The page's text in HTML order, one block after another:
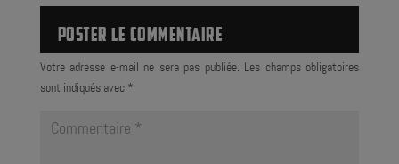
POSTER LE COMMENTAIRE
Votre adresse e-mail ne sera pas publiée. Les champs obligatoires
sont indiqués avec *